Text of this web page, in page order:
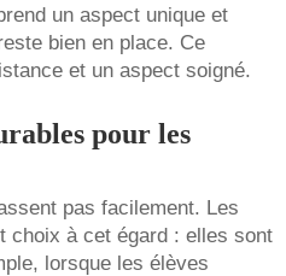
un aspect unique et
bien en place. Ce
et un aspect soigné.
pour les
pas facilement. Les
choix à cet égard : elles sont
lorsque les élèves